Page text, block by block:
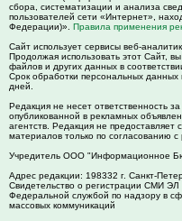
сбора, систематизации и анализа
пользователей сети «Интернет»,
Федерации)». Правила применения
Сайт использует сервисы веб-
Продолжая использовать этот Сайт,
файлов и других данных в
Срок обработки персональных
дней.
Редакция не несет ответственность
опубликованной в рекламных
агентств. Редакция не
материалов только по согласованию с
Учредитель ООО "Информационное
Адрес редакции: 198332 г. Санкт-
Свидетельство о регистрации СМИ
Федеральной службой по надзору в
массовых коммуникаций